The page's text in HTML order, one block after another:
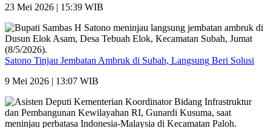
23 Mei 2026 | 15:39 WIB
Satono Tinjau Jembatan Ambruk di Subah, Langsung Beri Solusi
9 Mei 2026 | 13:07 WIB